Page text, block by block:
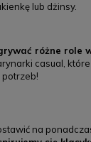
lub dżinsy.
różne role
casual,
potrzeb!
na